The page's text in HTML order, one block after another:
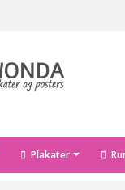
Plakater